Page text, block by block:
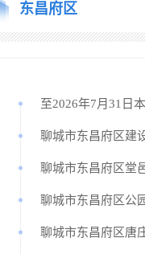
东昌府区
至2026年7月31日
聊城市东昌府区建
聊城市东昌府区堂
聊城市东昌府区公
聊城市东昌府区唐